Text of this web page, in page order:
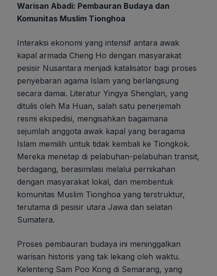
Warisan Abadi: Pembauran Budaya dan
Komunitas Muslim Tionghoa
Interaksi ekonomi yang intensif antara awak
kapal armada Cheng Ho dengan masyarakat
pesisir Nusantara menjadi katalisator bagi proses
penyebaran agama Islam yang berlangsung
secara damai. Literatur Yingya Shenglan, yang
ditulis oleh Ma Huan, salah satu penerjemah
resmi ekspedisi, mengisahkan bagaimana
sejumlah anggota awak kapal yang beragama
Islam memilih untuk tidak kembali ke Tiongkok.
Mereka menetap di pelabuhan-pelabuhan transit,
berdagang, berasimilasi melalui pernikahan
dengan masyarakat lokal, dan membentuk
komunitas Muslim Tionghoa yang terstruktur,
terutama di pesisir utara Jawa dan selatan
Sumatera.
Proses pembauran budaya ini meninggalkan
warisan historis yang tak lekang oleh waktu.
Kelenteng Sam Poo Kong di Semarang, yang